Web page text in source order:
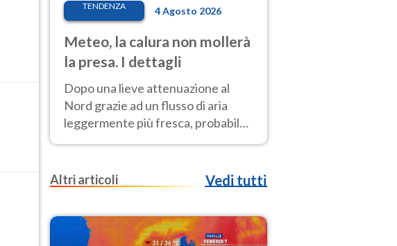
TENDENZA 4 Agosto 2026
Meteo, la calura non mollerà
la presa. I dettagli
Dopo una lieve attenuazione al
Nord grazie ad un flusso di aria
leggermente più fresca, probabile
nuovo rinforzo dell’anticiclone
Altri articoli
Vedi tutti